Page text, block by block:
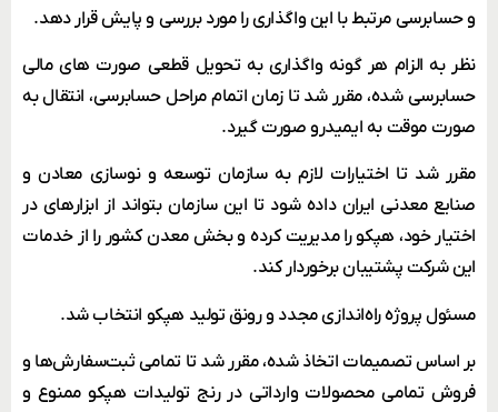
و حسابرسی مرتبط با این واگذاری را مورد بررسی و پایش قرار دهد.
نظر به الزام هر گونه واگذاری به تحویل قطعی صورت های مالی
حسابرسی شده، مقرر شد تا زمان اتمام مراحل حسابرسی، انتقال به
صورت موقت به ایمیدرو صورت گیرد.
مقرر شد تا اختیارات لازم به سازمان توسعه و نوسازی معادن و
صنایع معدنی ایران داده شود تا این سازمان بتواند از ابزارهای در
اختیار خود، هپکو را مدیریت کرده و بخش معدن کشور را از خدمات
این شرکت پشتیبان برخوردار کند.
مسئول پروژه راه‌اندازی مجدد و رونق تولید هپکو انتخاب شد.
بر اساس تصمیمات اتخاذ شده، مقرر شد تا تمامی ثبت‌سفارش‌ها و
فروش تمامی محصولات وارداتی در رنج تولیدات هپکو ممنوع و